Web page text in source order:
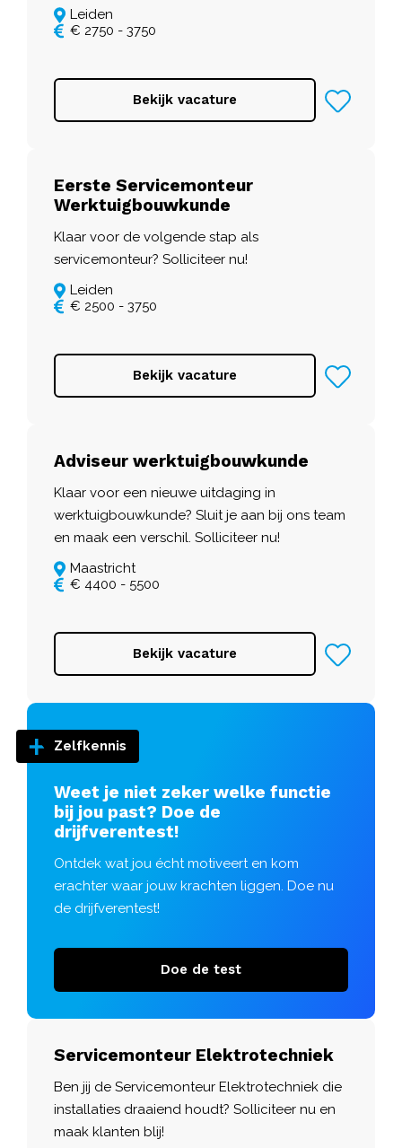
Leiden
€ 2750 - 3750
Bekijk vacature
Eerste Servicemonteur
Werktuigbouwkunde
Klaar voor de volgende stap als
servicemonteur? Solliciteer nu!
Leiden
€ 2500 - 3750
Bekijk vacature
Adviseur werktuigbouwkunde
Klaar voor een nieuwe uitdaging in
werktuigbouwkunde? Sluit je aan bij ons team
en maak een verschil. Solliciteer nu!
Maastricht
€ 4400 - 5500
Bekijk vacature
Servicemonteur Elektrotechniek
Ben jij de Servicemonteur Elektrotechniek die
installaties draaiend houdt? Solliciteer nu en
maak klanten blij!
Zelfkennis
Weet je niet zeker welke functie
bij jou past? Doe de
drijfverentest!
Ontdek wat jou écht motiveert en kom
erachter waar jouw krachten liggen. Doe nu
de drijfverentest!
Doe de test